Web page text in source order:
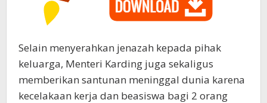
Selain menyerahkan jenazah kepada pihak
keluarga, Menteri Karding juga sekaligus
memberikan santunan meninggal dunia karena
kecelakaan kerja dan beasiswa bagi 2 orang